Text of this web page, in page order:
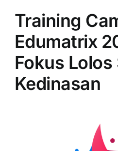
Training
Edumatrix
Fokus Lolos
Kedinasan